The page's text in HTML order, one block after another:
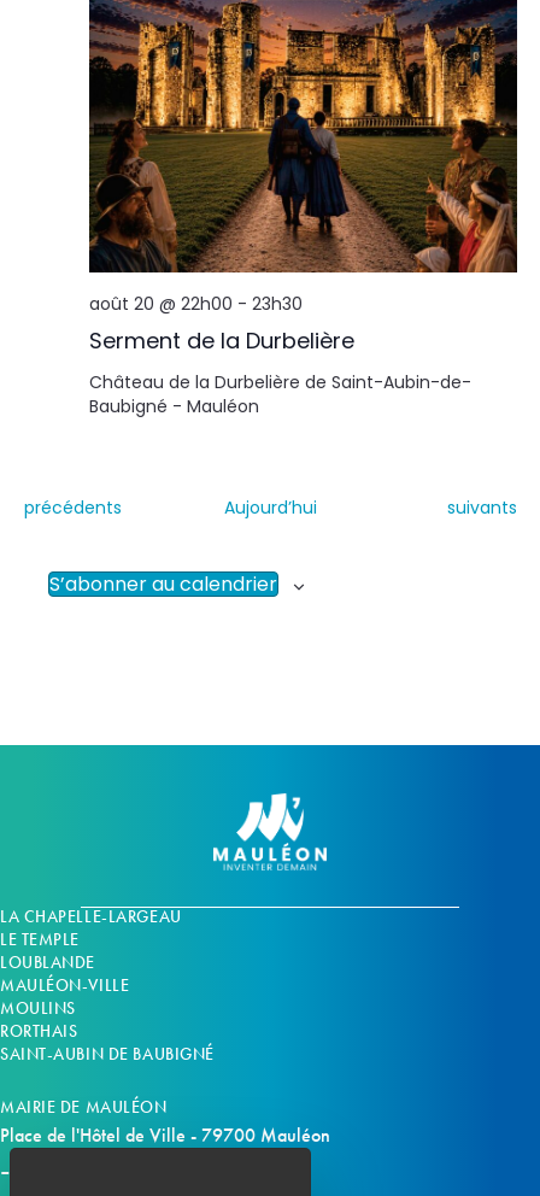
Serment de la Durbelière
août 20 @ 22h00 - 23h30
Château de la Durbelière de Saint-Aubin-de-
Baubigné - Mauléon
É
précédents Aujourd’hui
É
suivants
S’abonner au calendrier
LA CHAPELLE-LARGEAU
LE TEMPLE
LOUBLANDE
MAULÉON-VILLE
MOULINS
RORTHAIS
SAINT-AUBIN DE BAUBIGNÉ
MAIRIE DE MAULÉON
Place de l'Hôtel de Ville - 79700 Mauléon